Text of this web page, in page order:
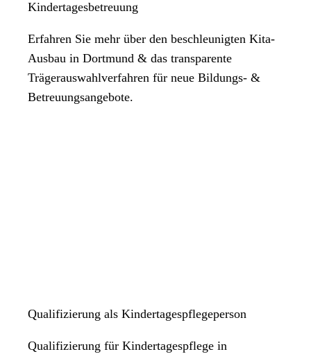
Kindertagesbetreuung
Erfahren Sie mehr über den beschleunigten Kita-
Ausbau in Dortmund & das transparente
Trägerauswahlverfahren für neue Bildungs- &
Betreuungsangebote.
Qualifizierung als Kindertagespflegeperson
Qualifizierung für Kindertagespflege in